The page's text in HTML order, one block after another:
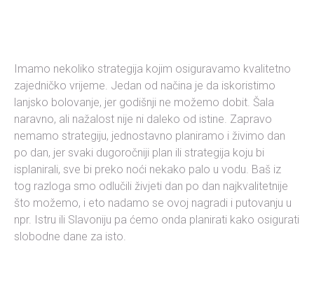
Imamo nekoliko strategija kojim osiguravamo kvalitetno
zajedničko vrijeme. Jedan od načina je da iskoristimo
lanjsko bolovanje, jer godišnji ne možemo dobit. Šala
naravno, ali nažalost nije ni daleko od istine. Zapravo
nemamo strategiju, jednostavno planiramo i živimo dan
po dan, jer svaki dugoročniji plan ili strategija koju bi
isplanirali, sve bi preko noći nekako palo u vodu. Baš iz
tog razloga smo odlučili živjeti dan po dan najkvalitetnije
što možemo, i eto nadamo se ovoj nagradi i putovanju u
npr. Istru ili Slavoniju pa ćemo onda planirati kako osigurati
slobodne dane za isto.